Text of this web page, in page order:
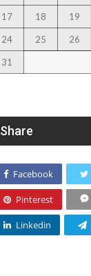
17 18 19
24 25 26
31
Share
Facebook
Pinterest
Linkedin